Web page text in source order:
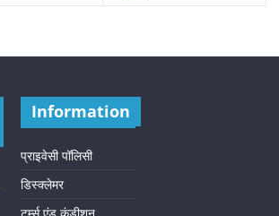
Information
प्राइवेसी पॉलिसी
डिस्क्लेमर